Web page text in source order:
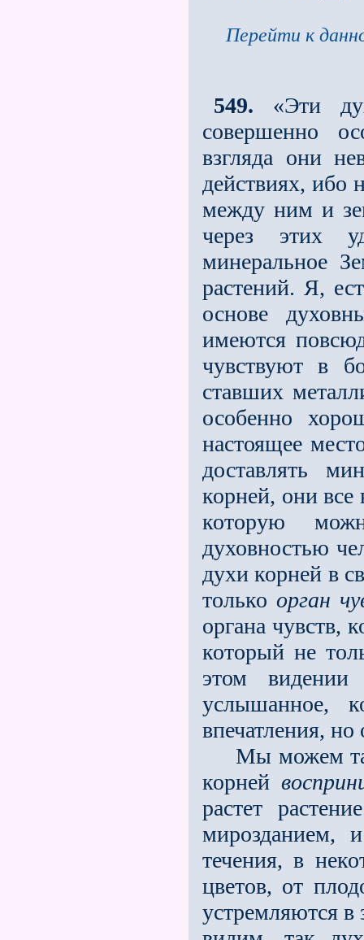
Перейти к
549. «Эти
совершенно
взгляда они
действиях, ибо
между ним и
через этих
минеральное
растений. Я,
основе
имеются
чувствуют в
ставших
особенно
настоящее
доставлять
корней, они все
которую
духовностью
духи корней в
только орган
органа чувств,
который не
этом
услышанное,
впечатления,
Мы можем
корней
растет
мирозданием,
течения, в
цветов, от
устремляются в